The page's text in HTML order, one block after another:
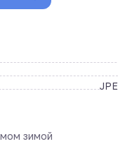
зимой